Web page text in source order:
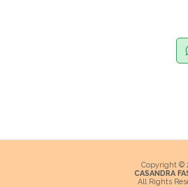
Copyright ©
CASANDRA
All Rights